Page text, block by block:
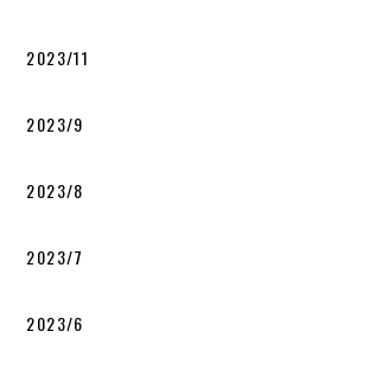
2023/11
2023/9
2023/8
2023/7
2023/6